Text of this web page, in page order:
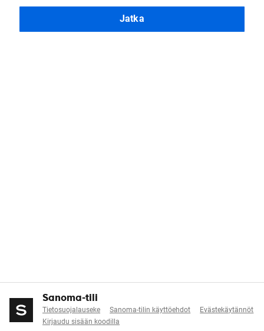
Jatka
Sanoma-tili
Tietosuojalauseke Sanoma-tilin käyttöehdot
Evästekäytännöt
Kirjaudu sisään koodilla